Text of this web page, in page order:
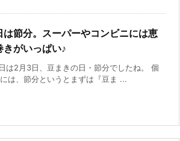
は節分。スーパーやコンビニには恵
きがいっぱい♪
は2月3日、豆まきの日・節分でしたね。 個
は、節分というとまずは『豆ま ...